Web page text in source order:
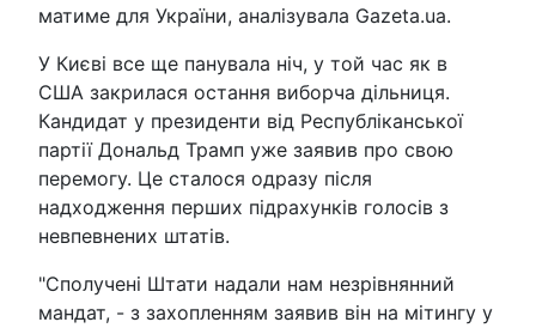
матиме для України, аналізувала Gazeta.ua.
У Києві все ще панувала ніч, у той час як в
США закрилася остання виборча дільниця.
Кандидат у президенти від Республіканської
партії Дональд Трамп уже заявив про свою
перемогу. Це сталося одразу після
надходження перших підрахунків голосів з
невпевнених штатів.
"Сполучені Штати надали нам незрівнянний
мандат, - з захопленням заявив він на мітингу у